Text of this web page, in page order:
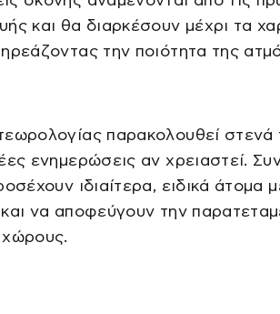
και θα διαρκέσουν μέχρι τα
την ποιότητα της
παρακολουθεί στενά
ενημερώσεις αν χρειαστεί.
ιδιαίτερα, ειδικά άτομα
να αποφεύγουν την
χώρους.